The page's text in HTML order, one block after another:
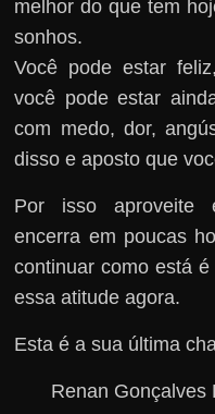
melhor do que tem
sonhos.
Você pode estar
você pode estar
com medo, dor,
disso e aposto que
Por isso aproveite
encerra em poucas
continuar como está
essa atitude agora.
Esta é a sua última
Renan Gonçalves